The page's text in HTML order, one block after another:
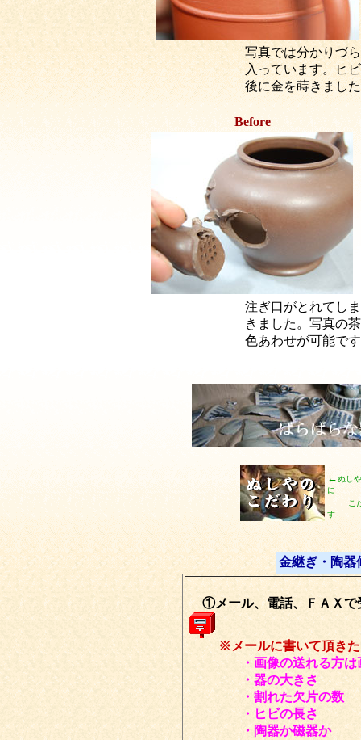
写真では分かりづ
入っています。ヒ
後に金を蒔きまし
Before
注ぎ口がとれてし
きました。写真の
色あわせが可能で
←ぬし
に
こ
す
金継ぎ・陶器
①メール、電話、ＦＡＸで
※メールに書いて頂き
・画像の送れる方
・器の大きさ
・割れた欠片の数
・ヒビの長さ
・陶器か磁器か